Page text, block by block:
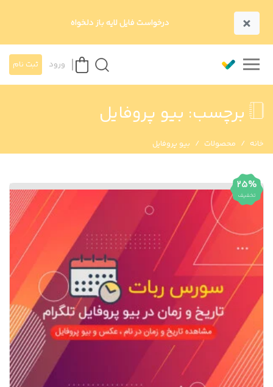
× درخواست فایل لایه باز دلخواه
ورود ثبت نام
برچسب: بیو پروفایل
خانه محصولات بیو پروفایل
25%
تخفیف